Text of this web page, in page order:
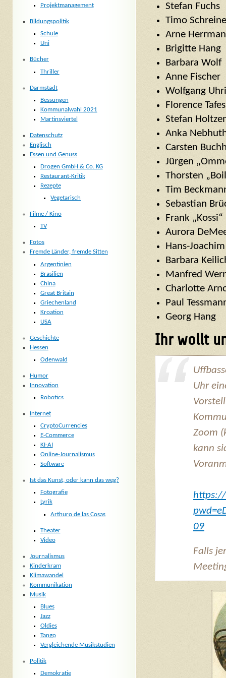
Stefan Fuchs
Timo
Arne
Brigitte Hang
Barbara Wolf
Anne Fischer
Wolfgang
Florence
Stefan
Anka
Carsten
Jürgen
Thorsten
Tim
Sebastian
Frank
Aurora
Hans-
Barbara
Manfred
Charlotte
Paul
Georg Hang
Ihr wollt
Uhr
Zoom
kann
https://
09
Falls
Projektmanagement
Bildungspolitik
Schule
Uni
Bücher
Thriller
Darmstadt
Bessungen
Kommunalwahl 2021
Martinsviertel
Datenschutz
Englisch
Essen und Genuss
Drogen GmbH & Co. KG
Restaurant-Kritik
Rezepte
Vegetarisch
Filme / Kino
TV
Fotos
Fremde Länder, fremde Sitten
Argentinien
Brasilien
China
Great Britain
Griechenland
Kroation
USA
Geschichte
Hessen
Odenwald
Humor
Innovation
Robotics
Internet
CryptoCurrencies
E-Commerce
KI-AI
Online-Journalismus
Software
Ist das Kunst, oder kann das weg?
Fotografie
Lyrik
Arthuro de las Cosas
Theater
Video
Journalismus
Kinderkram
Klimawandel
Kommunikation
Musik
Blues
Jazz
Oldies
Tango
Vergleichende Musikstudien
Politik
Demokratie